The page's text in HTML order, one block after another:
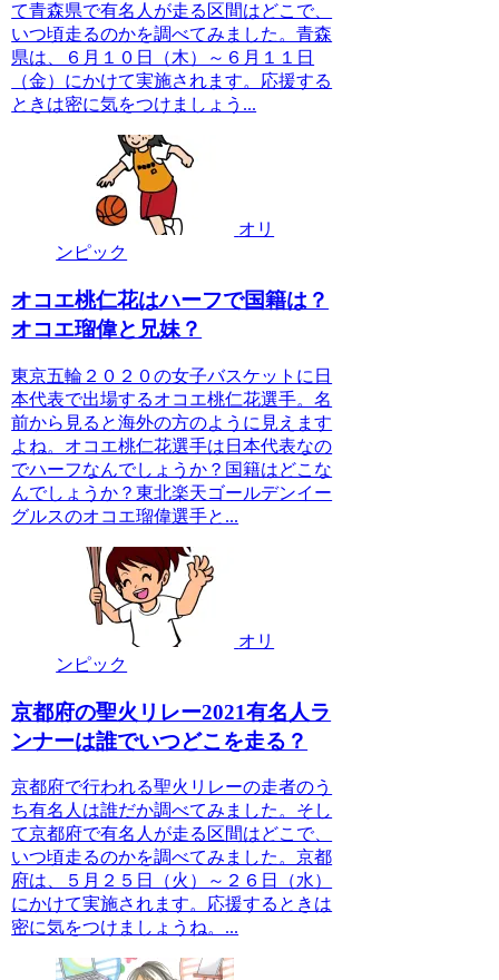
て青森県で有名人が走る区間はどこで、
いつ頃走るのかを調べてみました。青森
県は、６月１０日（木）～６月１１日
（金）にかけて実施されます。応援する
ときは密に気をつけましょう...
オリ
ンピック
オコエ桃仁花はハーフで国籍は？
オコエ瑠偉と兄妹？
東京五輪２０２０の女子バスケットに日
本代表で出場するオコエ桃仁花選手。名
前から見ると海外の方のように見えます
よね。オコエ桃仁花選手は日本代表なの
でハーフなんでしょうか？国籍はどこな
んでしょうか？東北楽天ゴールデンイー
グルスのオコエ瑠偉選手と...
オリ
ンピック
京都府の聖火リレー2021有名人ラ
ンナーは誰でいつどこを走る？
京都府で行われる聖火リレーの走者のう
ち有名人は誰だか調べてみました。そし
て京都府で有名人が走る区間はどこで、
いつ頃走るのかを調べてみました。京都
府は、５月２５日（火）～２６日（水）
にかけて実施されます。応援するときは
密に気をつけましょうね。...